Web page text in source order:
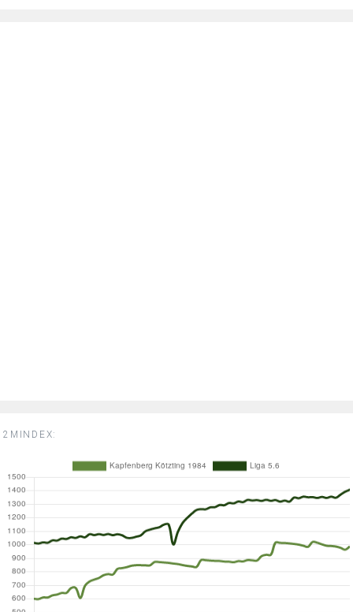
2MINDEX: